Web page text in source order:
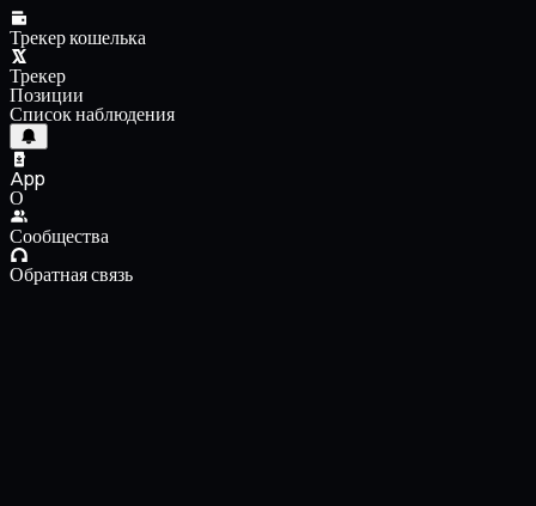
Трекер кошелька
Трекер
Позиции
Список наблюдения
App
О
Сообщества
Обратная связь